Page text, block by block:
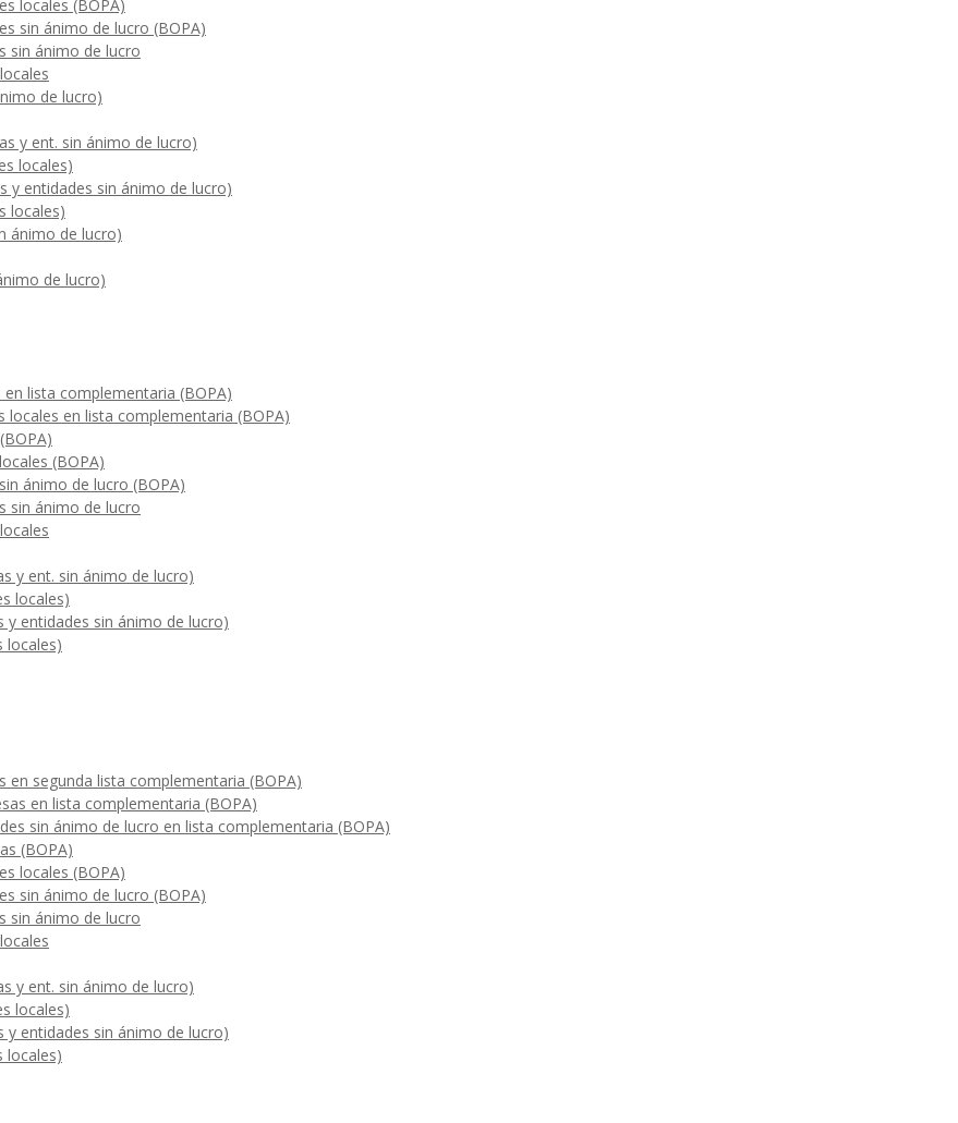
locales (BOPA)
sin ánimo de lucro (BOPA)
sin ánimo de lucro
de lucro)
y ent. sin ánimo de lucro)
locales)
y entidades sin ánimo de lucro)
locales)
ánimo de lucro)
de lucro)
lista complementaria (BOPA)
locales en lista complementaria (BOPA)
(BOPA)
ánimo de lucro (BOPA)
sin ánimo de lucro
y ent. sin ánimo de lucro)
locales)
entidades sin ánimo de lucro)
locales)
en segunda lista complementaria (BOPA)
en lista complementaria (BOPA)
sin ánimo de lucro en lista complementaria (BOPA)
(BOPA)
locales (BOPA)
sin ánimo de lucro (BOPA)
sin ánimo de lucro
y ent. sin ánimo de lucro)
locales)
entidades sin ánimo de lucro)
locales)